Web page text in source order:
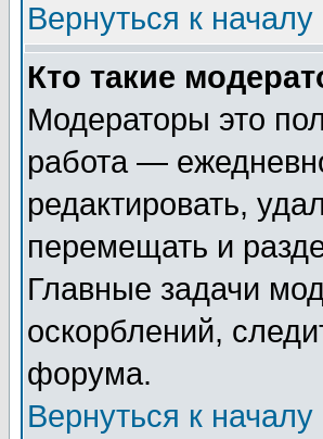
Вернуться к началу
Кто такие
Модераторы это
работа —
редактировать,
перемещать и
Главные задачи
оскорблений,
форума.
Вернуться к началу